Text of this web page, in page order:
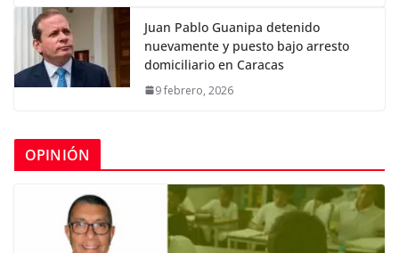
Juan Pablo Guanipa detenido
nuevamente y puesto bajo arresto
domiciliario en Caracas
9 febrero, 2026
OPINIÓN